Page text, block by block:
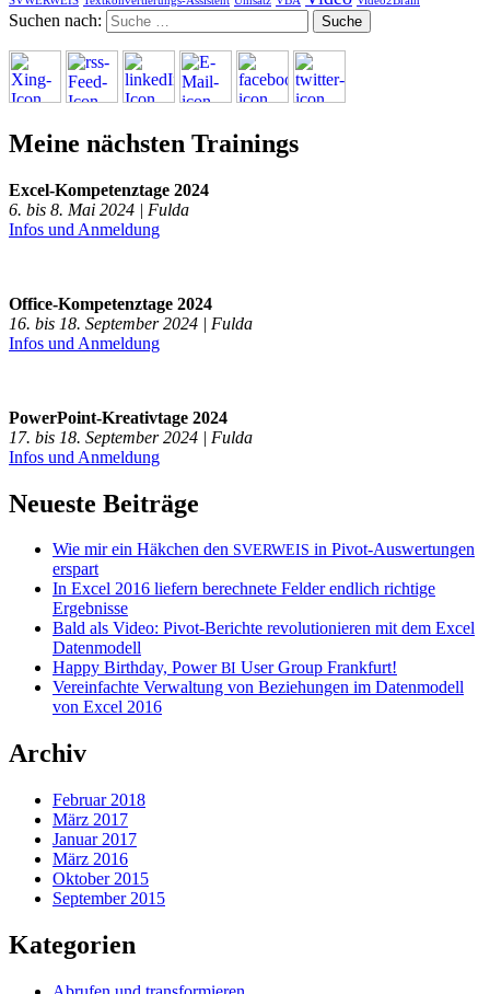
Suchen nach:
Meine nächsten Trainings
Excel-Kompetenztage 2024
6. bis 8. Mai 2024 | Fulda
Infos und Anmeldung
Office-Kompetenztage 2024
16. bis 18. September 2024 | Fulda
Infos und Anmeldung
PowerPoint-Kreativtage 2024
17. bis 18. September 2024 | Fulda
Infos und Anmeldung
Neueste Beiträge
Wie mir ein Häkchen den SVERWEIS in Pivot-Auswertungen
erspart
In Excel 2016 liefern berechnete Felder endlich richtige
Ergebnisse
Bald als Video: Pivot-Berichte revolutionieren mit dem Excel
Datenmodell
Happy Birthday, PowerBI User Group Frankfurt!
Vereinfachte Verwaltung von Beziehungen im Datenmodell
von Excel 2016
Archiv
Februar 2018
März 2017
Januar 2017
März 2016
Oktober 2015
September 2015
Kategorien